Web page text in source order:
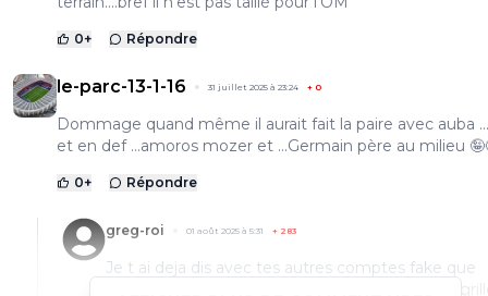
0+ Répondre
le-parc-13-1-16 31 juillet 2025 à 23:24 + 0
Dommage quand même il aurait fait la paire avec auba
et en def ...amoros mozer et ...Germain père au milieu
0+ Répondre
greg-roi 01 août 2025 à 5:31 + 283
Je t ai deja dis avec tes autres comptes fake que